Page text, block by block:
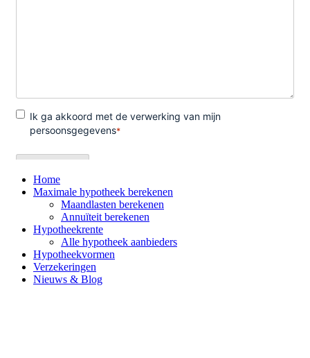
Home
Maximale hypotheek berekenen
Maandlasten berekenen
Annuïteit berekenen
Hypotheekrente
Alle hypotheek aanbieders
Hypotheekvormen
Verzekeringen
Nieuws & Blog